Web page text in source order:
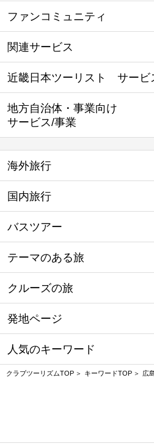
ファンコミュニティ
関連サービス
近畿日本ツーリスト サービ
地方自治体・事業向け
サービス/事業
海外旅行
国内旅行
バスツアー
テーマのある旅
クルーズの旅
発地ページ
人気のキーワード
クラブツーリズムTOP キーワードTOP 広